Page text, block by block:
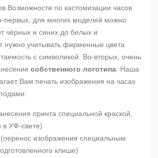
по кастомизации часов
первых, для многих моделей можно
чёрных и синих до белых и
нужно учитывать фирменные цвета
с символикой. Во-вторых, очень
собственного логотипа . Наша
Вам печать изображения на часах
принта специальной краской,
УФ-свете)
изображения специальным
клише)